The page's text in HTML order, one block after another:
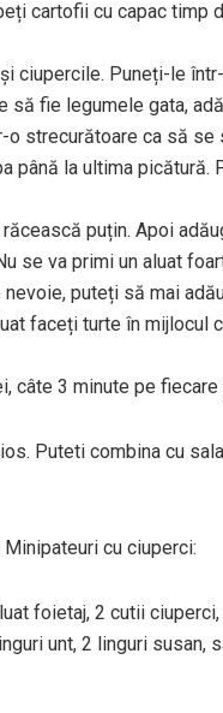
cartofii cu capac timp
ciupercile. Puneți-le
să fie legumele gata,
o strecurătoare ca să se
până la ultima
puțin. Apoi
se va primi un aluat
nevoie, puteți să mai
faceți turte în mijlocul
câte 3 minute pe fiecare
Puteti combina cu
cu ciuperci:
foietaj, 2 cutii
unt, 2 linguri susan,